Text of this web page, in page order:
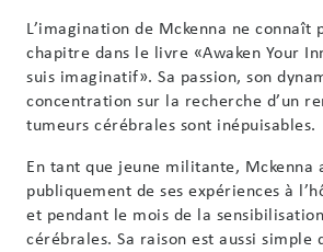
L’imagination de Mckenna ne connaît
chapitre dans le livre «Awaken Your
suis imaginatif». Sa passion, son
concentration sur la recherche d’un
tumeurs cérébrales sont inépuisables.
En tant que jeune militante, Mckenna
publiquement de ses expériences à
et pendant le mois de la
cérébrales. Sa raison est aussi simple